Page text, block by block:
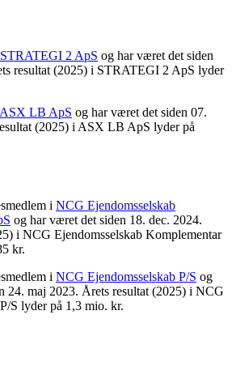
STRATEGI 2 ApS og har været det siden
resultat (2025) i STRATEGI 2 ApS lyder
ASX LB ApS og har været det siden 07.
(2025) i ASX LB ApS lyder på
i NCG Ejendomsselskab
og har været det siden 18. dec. 2024.
i NCG Ejendomsselskab Komplementar
kr.
i NCG Ejendomsselskab P/S og
24. maj 2023. Årets resultat (2025) i NCG
S lyder på 1,3 mio. kr.